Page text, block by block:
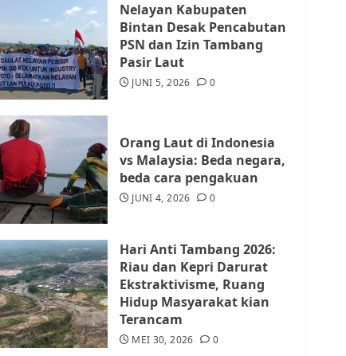
4
Warga Rempang Ajukan
Audiensi dengan Wali
Kota Batam, Soroti
Aktivitas yang Resahkan
Warga
5
Tim Advokasi Desak BP
Batam Berhenti
Merampas Tanah Warga
Rempang
Nelayan Kabupaten
Bintan Desak Pencabutan
PSN dan Izin Tambang
Pasir Laut
JUNI 5, 2026 0
Orang Laut di Indonesia
vs Malaysia: Beda negara,
beda cara pengakuan
JUNI 4, 2026 0
Hari Anti Tambang 2026:
Riau dan Kepri Darurat
Ekstraktivisme, Ruang
Hidup Masyarakat kian
Terancam
MEI 30, 2026 0